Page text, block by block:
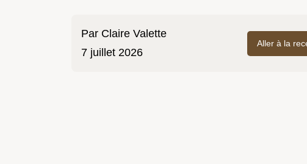
Par Claire Valette
7 juillet 2026
Aller à la